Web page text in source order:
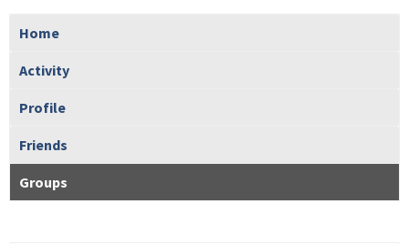
Home
Activity
Profile
Friends
Groups